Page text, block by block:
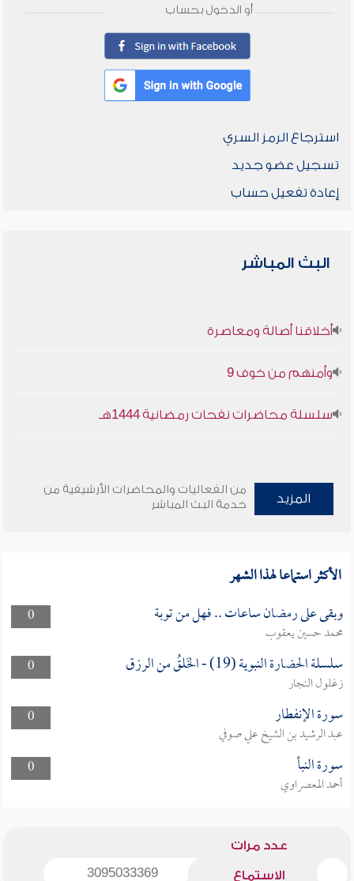
أو الدخول بحساب
استرجاع الرمز السري
تسجيل عضو جديد
إعادة تفعيل حساب
البث المباشر
أخلاقنا أصالة ومعاصرة
وأمنهم من خوف 9
سلسلة محاضرات نفحات رمضانية 1444هـ
المزيد
من الفعاليات والمحاضرات الأرشيفية من
خدمة البث المباشر
الأكثر استماعا لهذا الشهر
0 وبقى على رمضان ساعات .. فهل من توبة
محمد حسين يعقوب
0
سلسلة الحضارة النبوية (19) - الخَلقُ من الرزق
زغلول النجار
0
سورة الإنفطار
عبد الرشيد بن الشيخ علي صوفي
0
سورة النبأ
أحمد المعصراوي
عدد مرات
الاستماع 3095033369